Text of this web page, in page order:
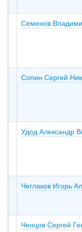
Семенов
Сопин Сергей
Удод Александр
Чеглаков Игорь
Ченцов Сергей